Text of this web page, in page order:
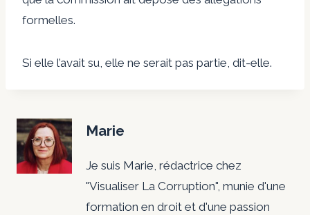
formelles.
Si elle l’avait su, elle ne serait pas partie, dit-elle.
o
r
r
Marie
Je suis Marie, rédactrice chez
"Visualiser La Corruption", munie d'une
formation en droit et d'une passion